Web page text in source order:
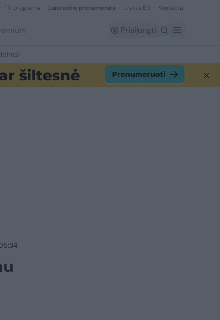
TV programa Laikraščio prenumerata Lrytas EN Kontaktai
Prisijungti